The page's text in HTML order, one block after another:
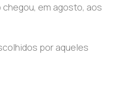
em agosto, aos
por aqueles